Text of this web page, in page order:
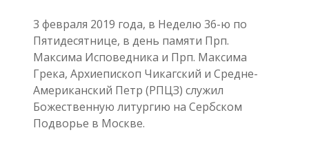
3 февраля 2019 года, в Неделю 36-ю по
Пятидесятнице, в день памяти Прп.
Максима Исповедника и Прп. Максима
Грека, Архиепископ Чикагский и Средне-
Американский Петр (РПЦЗ) служил
Божественную литургию на Сербском
Подворье в Москве.